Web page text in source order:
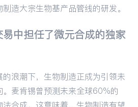
造大宗生物基产品管线的研发。
中担任了微元合成的独家
浪潮下，生物制造正成为引领未
麦肯锡曾预测未来全球60%的